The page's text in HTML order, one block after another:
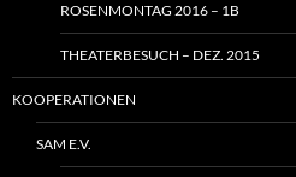
ROSENMONTAG 2016 – 1B
THEATERBESUCH – DEZ. 2015
KOOPERATIONEN
SAM E.V.